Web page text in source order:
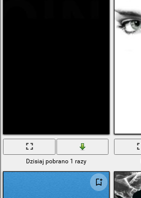
Dzisiaj pobrano 1 razy